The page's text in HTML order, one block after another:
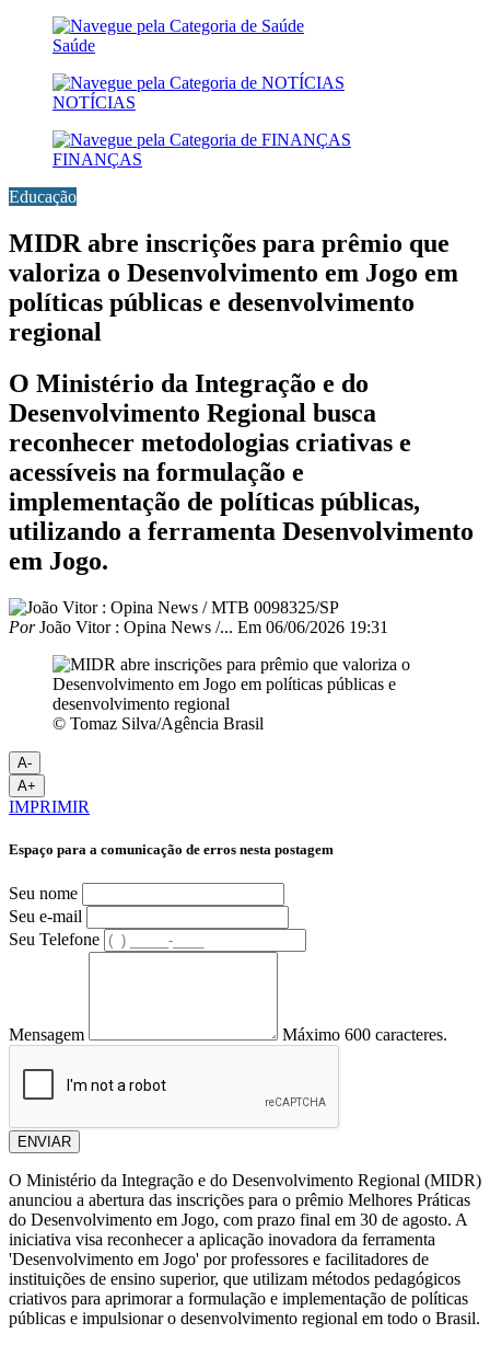
Saúde
NOTÍCIAS
FINANÇAS
Educação
MIDR abre inscrições para prêmio que
valoriza o Desenvolvimento em Jogo em
políticas públicas e desenvolvimento
regional
O Ministério da Integração e do
Desenvolvimento Regional busca
reconhecer metodologias criativas e
acessíveis na formulação e
implementação de políticas públicas,
utilizando a ferramenta Desenvolvimento
em Jogo.
PorJoão Vitor : Opina News /... Em 06/06/2026 19:31
© Tomaz Silva/Agência Brasil
A-
A+
IMPRIMIR
Espaço para a comunicação de erros nesta postagem
Seu nome
Seu e-mail
Seu Telefone
Mensagem Máximo 600 caracteres.
ENVIAR
O Ministério da Integração e do Desenvolvimento Regional (MIDR)
anunciou a abertura das inscrições para o prêmio Melhores Práticas
do Desenvolvimento em Jogo, com prazo final em 30 de agosto. A
iniciativa visa reconhecer a aplicação inovadora da ferramenta
'Desenvolvimento em Jogo' por professores e facilitadores de
instituições de ensino superior, que utilizam métodos pedagógicos
criativos para aprimorar a formulação e implementação de políticas
públicas e impulsionar o desenvolvimento regional em todo o Brasil.